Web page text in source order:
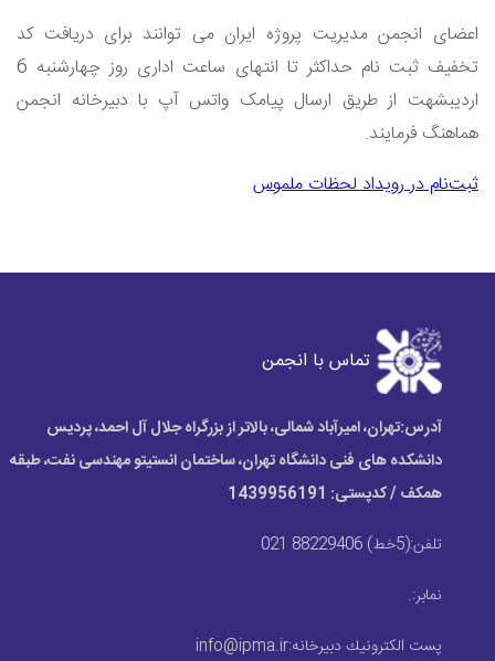
اعضای انجمن مدیریت پروژه ایران می توانند برای دریافت کد
تخفیف ثبت نام حداکثر تا انتهای ساعت اداری روز چهارشنبه 6
اردیبشهت از طریق ارسال پیامک واتس آپ با دبیرخانه انجمن
هماهنگ فرمایند.
ثبت‌نام در رویداد لحظات ملموس
تماس با انجمن
آدرس:تهران، امیرآباد شمالی، بالاتر از بزرگراه جلال آل احمد، پردیس
دانشکده های فنی دانشگاه تهران، ساختمان انستیتو مهندسی نفت، طبقه
همکف / کدپستی: 1439956191
تلفن:(5خط) 88229406 021
نمابر:.
پست الكترونيك دبیرخانه:info@ipma.ir